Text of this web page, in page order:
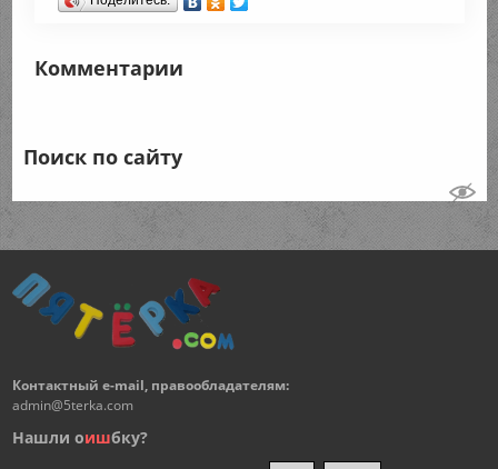
Комментарии
Поиск по сайту
Контактный e-mail, правообладателям:
admin@5terka.com
Нашли оишбку?